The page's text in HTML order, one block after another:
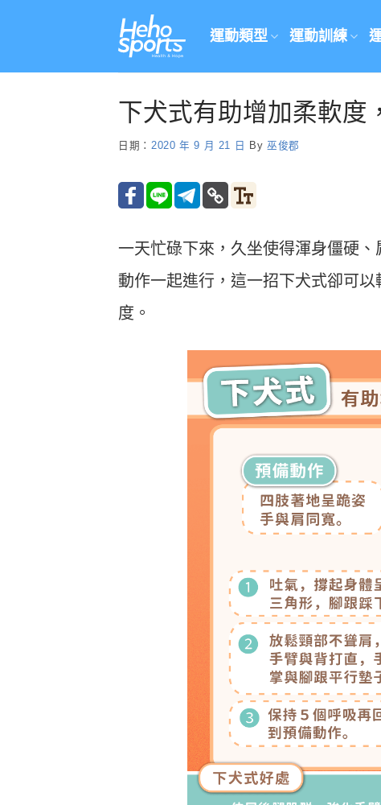
運動類型 運動訓練
下犬式有助增加柔軟度
日期： 2020 年 9 月 21 日 By 巫俊郡
一天忙碌下來，久坐使得渾身僵硬
動作一起進行，這一招下犬式卻可
度。